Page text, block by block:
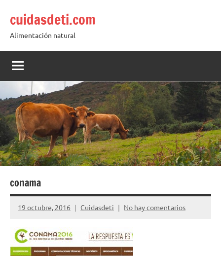
contenido
cuidasdeti.com
Alimentación natural
conama
19 octubre, 2016 Cuidasdeti No hay comentarios